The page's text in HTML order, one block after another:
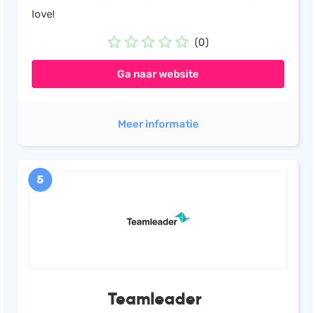
love!
(0)
Ga naar website
Meer informatie
5
Teamleader